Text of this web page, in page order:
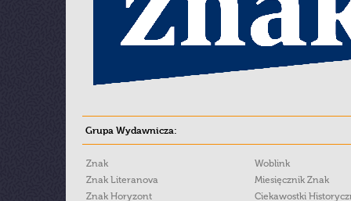
Grupa Wydawnicza:
Znak
Znak Literanova
Znak Horyzont
Woblink
Miesięcznik Znak
Ciekawostki